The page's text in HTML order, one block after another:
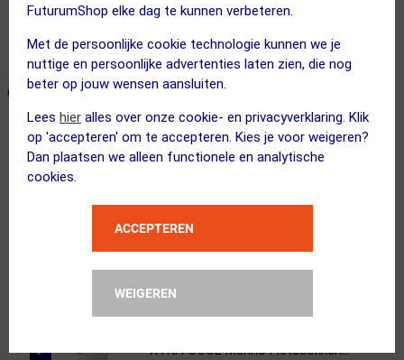
FuturumShop elke dag te kunnen verbeteren.
Met de persoonlijke cookie technologie kunnen we je
nuttige en persoonlijke advertenties laten zien, die nog
beter op jouw wensen aansluiten.
Lees hier alles over onze cookie- en privacyverklaring. Klik
op 'accepteren' om te accepteren. Kies je voor weigeren?
Dan plaatsen we alleen functionele en analytische
cookies.
ACCEPTEREN
WEIGEREN
Voor 23:00 uur besteld, morgen in huis
365 dagen retourrecht
← Terug naar productnavigatie
ONZE AANBEVOLEN COMBINATIE
Fox
XTRA COOL Merino Fietssokken...